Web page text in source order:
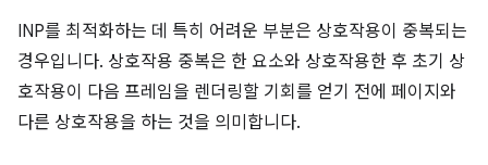
INP를 최적화하는 데 특히 어려운 부분은 상호작용이 중복되는
경우입니다. 상호작용 중복은 한 요소와 상호작용한 후 초기 상
호작용이 다음 프레임을 렌더링할 기회를 얻기 전에 페이지와
다른 상호작용을 하는 것을 의미합니다.